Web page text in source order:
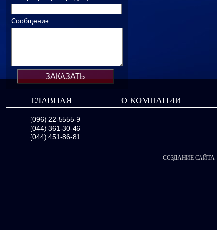
Сообщение:
ГЛАВНАЯ О КОМПАНИИ
(096) 22-5555-9
(044) 361-30-46
(044) 451-86-81
СОЗДАНИЕ САЙТА